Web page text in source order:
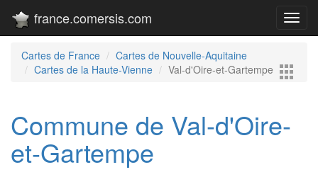
france.comersis.com
Cartes de France
Cartes de Nouvelle-Aquitaine
Cartes de la Haute-Vienne
Val-d'Oire-et-Gartempe
Commune de Val-d'Oire-
et-Gartempe